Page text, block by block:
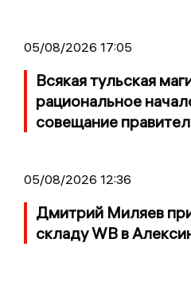
05/08/2026 17:05
Всякая тульская
рациональное
совещание
05/08/2026 12:36
Дмитрий Миляев
складу WB в